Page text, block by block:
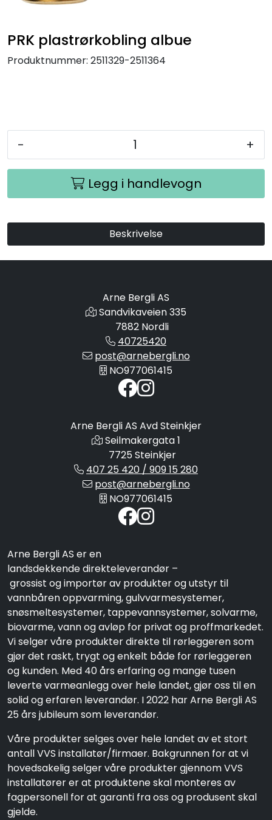
PRK plastrørkobling albue
Produktnummer: 2511329-2511364
- +
Legg i handlevogn
Beskrivelse
Arne Bergli AS
Sandvikaveien 335
7882 Nordli
40725420
post@arnebergli.no
NO977061415
Arne Bergli AS Avd Steinkjer
Seilmakergata 1
7725 Steinkjer
407 25 420 / 909 15 280
post@arnebergli.no
NO977061415
Arne Bergli AS er en
landsdekkende direkteleverandør –
grossist og importør av produkter og utstyr til
vannbåren oppvarming, gulvvarmesystemer,
snøsmeltesystemer, tappevannsystemer, solvarme,
biovarme, vann og avløp for privat og proffmarkedet.
Vi selger våre produkter direkte til rørleggeren som
gjør det raskt, trygt og enkelt både for rørleggeren
og kunden. Med 40 års erfaring og mange tusen
leverte varmeanlegg over hele landet, gjør oss til en
solid og erfaren leverandør. I 2022 har Arne Bergli AS
25 års jubileum som leverandør.
Våre produkter selges over hele landet av et stort
antall VVS installatør/firmaer. Bakgrunnen for at vi
hovedsakelig selger våre produkter gjennom VVS
installatører er at produktene skal monteres av
fagpersonell for at garanti fra oss og produsent skal
gjelde.